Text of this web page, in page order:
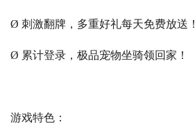
Ø 刺激翻牌，多重好礼每天免费放送！
Ø 累计登录，极品宠物坐骑领回家！
游戏特色：